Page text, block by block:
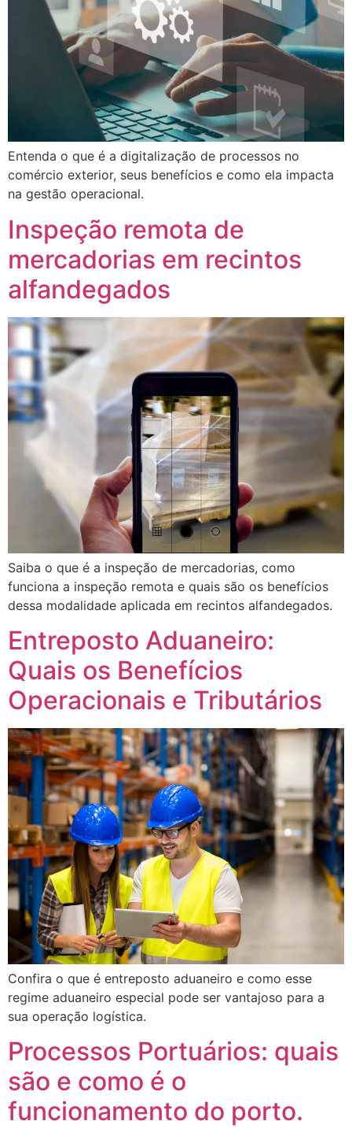
Entenda o que é a digitalização de processos no
comércio exterior, seus benefícios e como ela impacta
na gestão operacional.
Inspeção remota de
mercadorias em recintos
alfandegados
Saiba o que é a inspeção de mercadorias, como
funciona a inspeção remota e quais são os benefícios
dessa modalidade aplicada em recintos alfandegados.
Entreposto Aduaneiro:
Quais os Benefícios
Operacionais e Tributários
Confira o que é entreposto aduaneiro e como esse
regime aduaneiro especial pode ser vantajoso para a
sua operação logística.
Processos Portuários: quais
são e como é o
funcionamento do porto.